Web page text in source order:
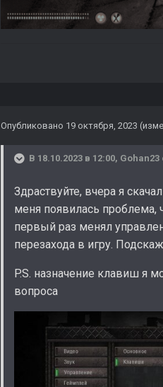
Опубликовано 19 октября, 2023
В 18.10.2023 в 12:00, Gohan23
Здраствуйте, вчера я
меня появилась проблема,
первый раз менял
перезахода в игру.
P.S. назначение клавиш я
вопроса